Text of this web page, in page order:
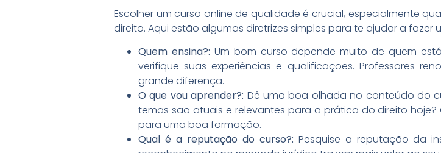
Escolher um curso online de qualidade é crucial, especialmente
direito. Aqui estão algumas diretrizes simples para te ajudar a fazer
Quem ensina?: Um bom curso depende muito de quem
verifique suas experiências e qualificações. Professores
grande diferença.
O que vou aprender?: Dê uma boa olhada no conteúdo do
temas são atuais e relevantes para a prática do direito
para uma boa formação.
Qual é a reputação do curso?: Pesquise a reputação da